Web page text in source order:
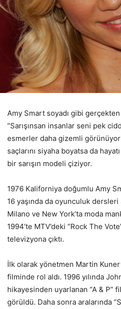
Amy Smart soyadı gibi
“Sarışınsan insanlar seni pek
esmerler daha gizemli
saçlarını siyaha boyatsa da
bir sarışın modeli çiziyor.
1976 Kaliforniya doğumlu Amy
16 yaşında da oyunculuk
Milano ve New York’ta moda
1994’te MTV’deki “Rock The
televizyona çıktı.
İlk olarak yönetmen Martin
filminde rol aldı. 1996 yılında
hikayesinden uyarlanan “A & P”
görüldü. Daha sonra aralarında